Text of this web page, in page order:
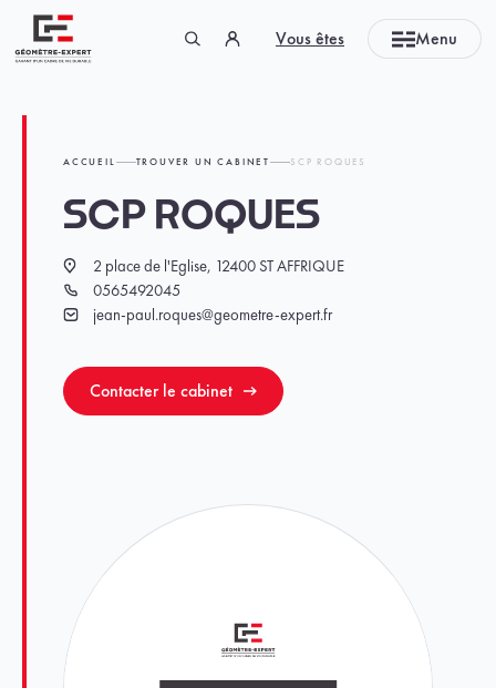
Vous êtes Menu
ACCUEIL TROUVER UN CABINET SCP ROQUES
SCP ROQUES
Localisation
2 place de l'Eglise, 12400 ST AFFRIQUE
Téléphone
0565492045
Emailjean-paul.roques@geometre-expert.fr
Contacter le cabinet
Panneau de gestion des cookies